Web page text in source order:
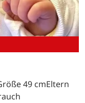
49 cmEltern